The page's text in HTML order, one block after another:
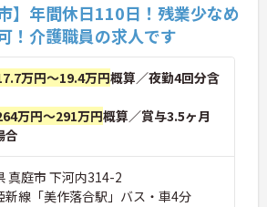
】年間休日110日！残業少なめ
！介護職員の求人です
万円～19.4万円概算／夜勤4回分含
万円～291万円概算／賞与3.5ヶ月
合
真庭市 下河内314-2
新線「美作落合駅」バス・車4分